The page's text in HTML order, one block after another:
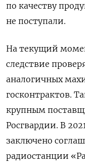
по качеству
не поступали.
На текущий
следствие
аналогичных
госконтрактов.
крупным
Росгвардии. В
заключено
радиостанции